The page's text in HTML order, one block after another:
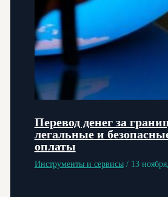
Перевод денег за
легальные и
оплаты
Инструменты и сервисы/ 13